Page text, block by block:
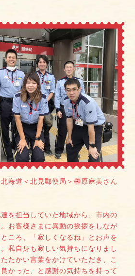
海道＜北見郵便局＞榊原麻美さん
達を担当していた地域から、市内の
お客様さまに異動の挨拶をしなが
ころ、「寂しくなるね」とお声を
私自身も寂しい気持ちになりまし
たかい言葉をかけていただき、こ
かった、と感謝の気持ちを持って